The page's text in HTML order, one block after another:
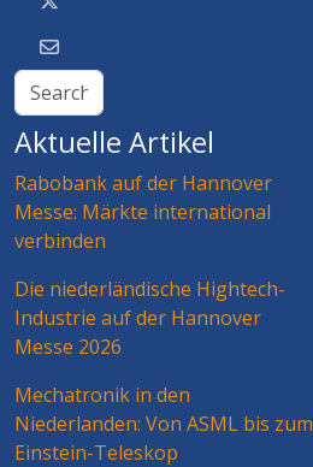
Aktuelle Artikel
Rabobank auf der Hannover
Messe: Märkte international
verbinden
Die niederländische Hightech-
Industrie auf der Hannover
Messe 2026
Mechatronik in den
Niederlanden: Von ASML bis zum
Einstein-Teleskop